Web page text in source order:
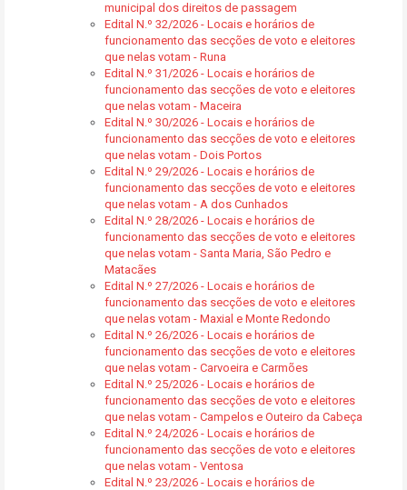
municipal dos direitos de passagem
Edital N.º 32/2026 - Locais e horários de
funcionamento das secções de voto e eleitores
que nelas votam - Runa
Edital N.º 31/2026 - Locais e horários de
funcionamento das secções de voto e eleitores
que nelas votam - Maceira
Edital N.º 30/2026 - Locais e horários de
funcionamento das secções de voto e eleitores
que nelas votam - Dois Portos
Edital N.º 29/2026 - Locais e horários de
funcionamento das secções de voto e eleitores
que nelas votam - A dos Cunhados
Edital N.º 28/2026 - Locais e horários de
funcionamento das secções de voto e eleitores
que nelas votam - Santa Maria, São Pedro e
Matacães
Edital N.º 27/2026 - Locais e horários de
funcionamento das secções de voto e eleitores
que nelas votam - Maxial e Monte Redondo
Edital N.º 26/2026 - Locais e horários de
funcionamento das secções de voto e eleitores
que nelas votam - Carvoeira e Carmões
Edital N.º 25/2026 - Locais e horários de
funcionamento das secções de voto e eleitores
que nelas votam - Campelos e Outeiro da Cabeça
Edital N.º 24/2026 - Locais e horários de
funcionamento das secções de voto e eleitores
que nelas votam - Ventosa
Edital N.º 23/2026 - Locais e horários de